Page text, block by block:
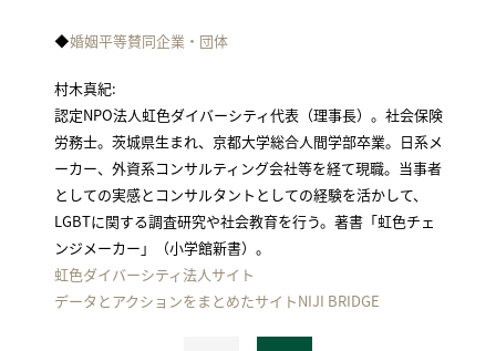
◆婚姻平等賛同企業・団体
村木真紀:
認定NPO法人虹色ダイバーシティ代表（理事長）。社会保険
労務士。茨城県生まれ、京都大学総合人間学部卒業。日系メ
ーカー、外資系コンサルティング会社等を経て現職。当事者
としての実感とコンサルタントとしての経験を活かして、
LGBTに関する調査研究や社会教育を行う。著書「虹色チェ
ンジメーカー」（小学館新書）。
虹色ダイバーシティ法人サイト
データとアクションをまとめたサイトNIJI BRIDGE